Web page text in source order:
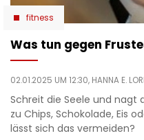
fitness
Was tun gegen
02.01.2025 UM 12:30, HANNA E.
Schreit die Seele und nagt
zu Chips, Schokolade, Eis
lässt sich das vermeiden?